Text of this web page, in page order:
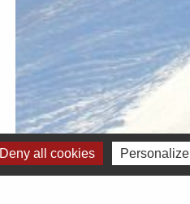
Deny all cookies Personalize